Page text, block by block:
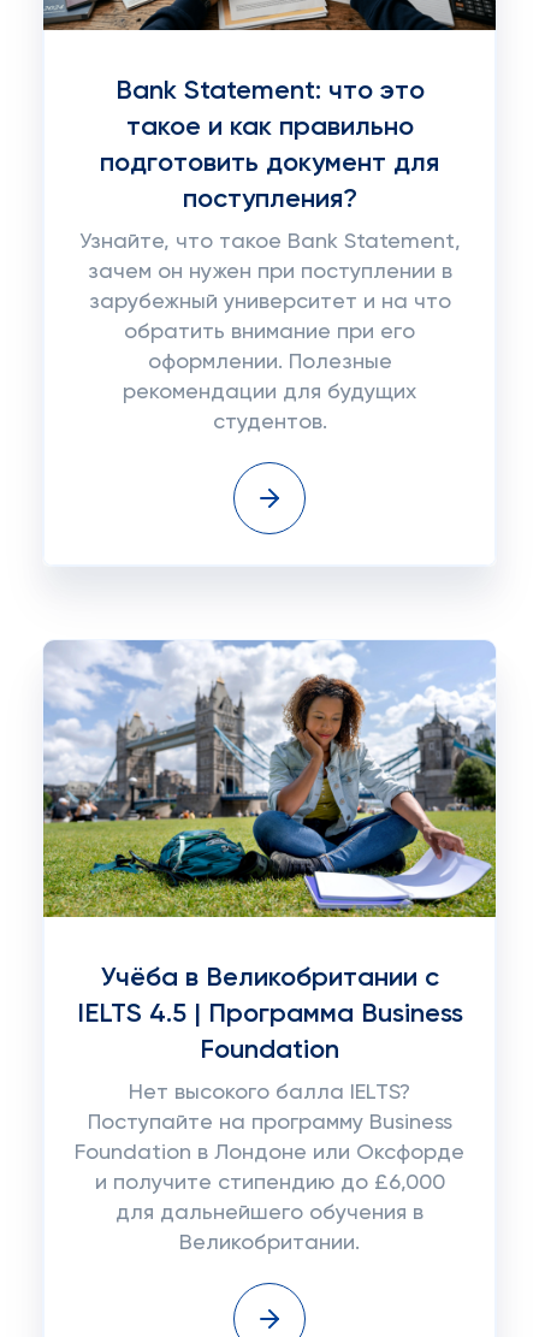
Bank Statement: что это
такое и как правильно
подготовить документ для
поступления?
Узнайте, что такое Bank Statement,
зачем он нужен при поступлении в
зарубежный университет и на что
обратить внимание при его
оформлении. Полезные
рекомендации для будущих
студентов.
Учёба в Великобритании с
IELTS 4.5 | Программа Business
Foundation
Нет высокого балла IELTS?
Поступайте на программу Business
Foundation в Лондоне или Оксфорде
и получите стипендию до £6,000
для дальнейшего обучения в
Великобритании.